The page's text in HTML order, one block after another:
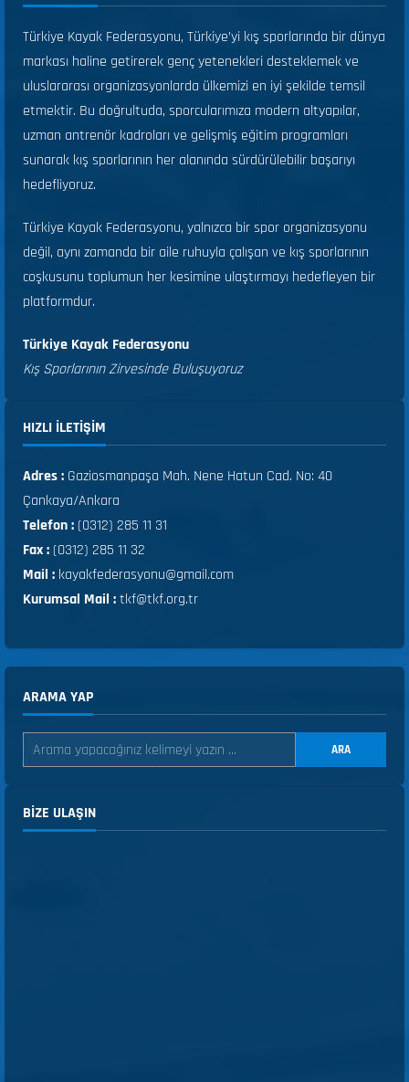
Türkiye Kayak Federasyonu, Türkiye’yi kış sporlarında bir dünya
markası haline getirerek genç yetenekleri desteklemek ve
uluslararası organizasyonlarda ülkemizi en iyi şekilde temsil
etmektir. Bu doğrultuda, sporcularımıza modern altyapılar,
uzman antrenör kadroları ve gelişmiş eğitim programları
sunarak kış sporlarının her alanında sürdürülebilir başarıyı
hedefliyoruz.
Türkiye Kayak Federasyonu, yalnızca bir spor organizasyonu
değil, aynı zamanda bir aile ruhuyla çalışan ve kış sporlarının
coşkusunu toplumun her kesimine ulaştırmayı hedefleyen bir
platformdur.
Türkiye Kayak Federasyonu
Kış Sporlarının Zirvesinde Buluşuyoruz
HIZLI ILETIŞIM
Adres : Gaziosmanpaşa Mah. Nene Hatun Cad. No: 40
Çankaya/Ankara
Telefon :(0312) 285 11 31
Fax :(0312) 285 11 32
Mail : kayakfederasyonu@gmail.com
Kurumsal Mail :tkf@tkf.org.tr
ARAMA YAP
ARA
BIZE ULAŞIN